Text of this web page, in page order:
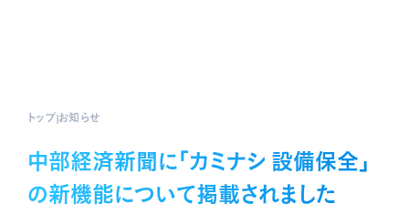
トップお知らせ
中部経済新聞に「カミナシ 設備保全」
の新機能について掲載されました